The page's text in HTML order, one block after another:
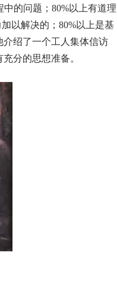
的问题； 80%以上有道理
以解决的； 80%以上是基
绍了一个工人集体信访
分的思想准备。